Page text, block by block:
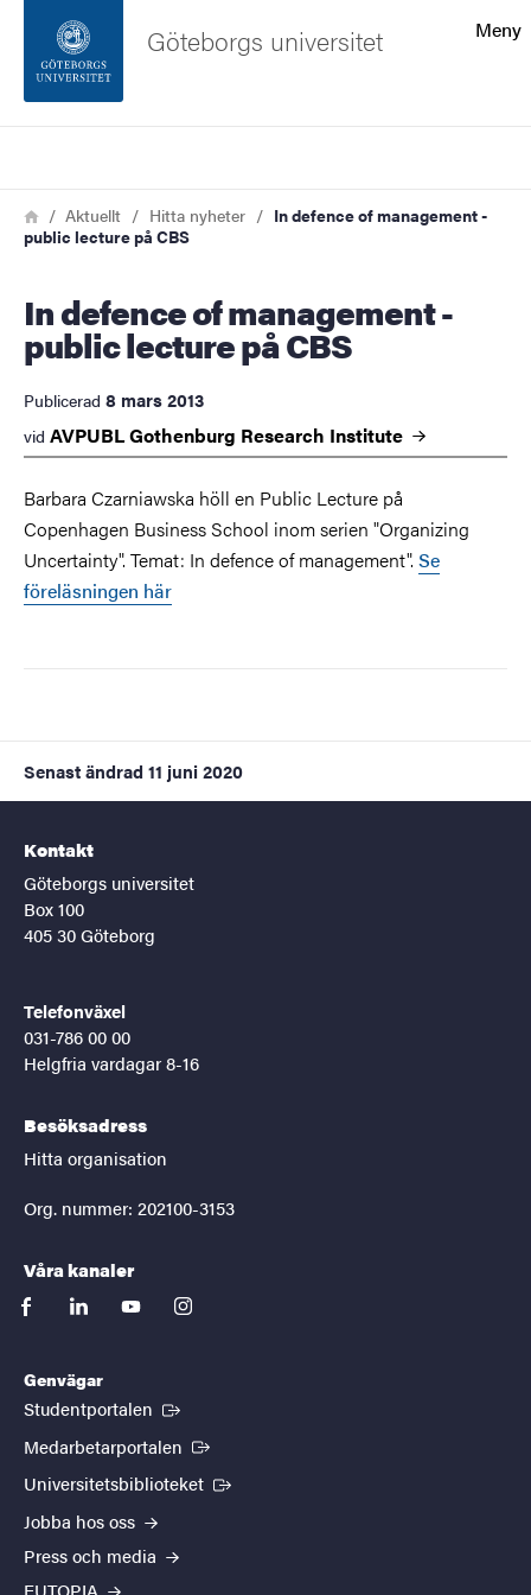
Sidfoten
Om webbplatsen
Meny
Göteborgs universitet
Länkstig
HemAktuellt Hitta nyheter
In defence of management -
public lecture på CBS
In defence of management -
public lecture på CBS
Publicerad 8 mars 2013
vid AVPUBL Gothenburg Research Institute
Barbara Czarniawska höll en Public Lecture på
Copenhagen Business School inom serien "Organizing
Uncertainty". Temat: In defence of management". Se
föreläsningen här
Senast ändrad 11 juni 2020
Kontakt
Göteborgs universitet
Box 100
405 30 Göteborg
Telefonväxel
031-786 00 00
Helgfria vardagar 8-16
Besöksadress
Hitta organisation
Org. nummer: 202100-3153
Våra kanaler
facebooklinkedinyoutubeinstagram
Genvägar
Studentportalen (Extern länk)
Medarbetarportalen (Extern länk)
Universitetsbiblioteket (Extern länk)
Jobba hos oss
Press och media
EUTOPIA